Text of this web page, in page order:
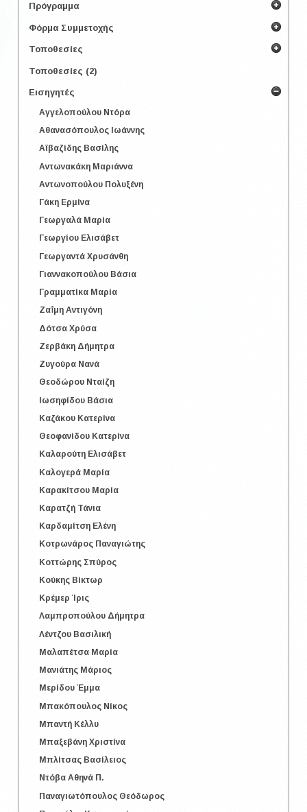
Πρόγραμμα
Φόρμα Συμμετοχής
Τοποθεσίες
Τοποθεσίες (2)
Εισηγητές
Αγγελοπούλου Ντόρα
Αθανασόπουλος Ιωάννης
Αϊβαζίδης Βασίλης
Αντωνακάκη Μαριάννα
Αντωνοπούλου Πολυξένη
Γάκη Ερμίνα
Γεωργαλά Μαρία
Γεωργίου Ελισάβετ
Γεωργαντά Χρυσάνθη
Γιαννακοπούλου Βάσια
Γραμματίκα Μαρία
Ζαΐμη Αντιγόνη
Δότσα Χρύσα
Ζερβάκη Δήμητρα
Ζυγούρα Νανά
Θεοδώρου Νταίζη
Ιωσηφίδου Βάσια
Καζάκου Κατερίνα
Θεοφανίδου Κατερίνα
Καλαρούτη Ελισάβετ
Καλογερά Μαρία
Καρακίτσου Μαρία
Καρατζή Τάνια
Καρδαμίτση Ελένη
Κοτρωνάρος Παναγιώτης
Κοττώρης Σπύρος
Κούκης Βίκτωρ
Κρέμερ Ίρις
Λαμπροπούλου Δήμητρα
Λέντζου Βασιλική
Μαλαπέτσα Μαρία
Μανιάτης Μάριος
Μερίδου Έμμα
Μπακόπουλος Νίκος
Μπαντή Κέλλυ
Μπαξεβάνη Χριστίνα
Μπλίτσας Βασίλειος
Ντόβα Αθηνά Π.
Παναγιωτόπουλος Θεόδωρος